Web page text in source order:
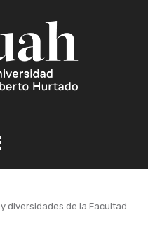
diversidades de la Facultad